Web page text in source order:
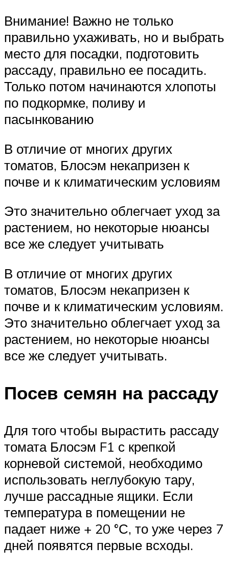
Внимание! Важно не только
правильно ухаживать, но и выбрать
место для посадки, подготовить
рассаду, правильно ее посадить.
Только потом начинаются хлопоты
по подкормке, поливу и
пасынкованию
В отличие от многих других
томатов, Блосэм некапризен к
почве и к климатическим условиям
Это значительно облегчает уход за
растением, но некоторые нюансы
все же следует учитывать
В отличие от многих других
томатов, Блосэм некапризен к
почве и к климатическим условиям.
Это значительно облегчает уход за
растением, но некоторые нюансы
все же следует учитывать.
Посев семян на рассаду
Для того чтобы вырастить рассаду
томата Блосэм F1 с крепкой
корневой системой, необходимо
использовать неглубокую тару,
лучше рассадные ящики. Если
температура в помещении не
падает ниже + 20 °С, то уже через 7
дней появятся первые всходы.